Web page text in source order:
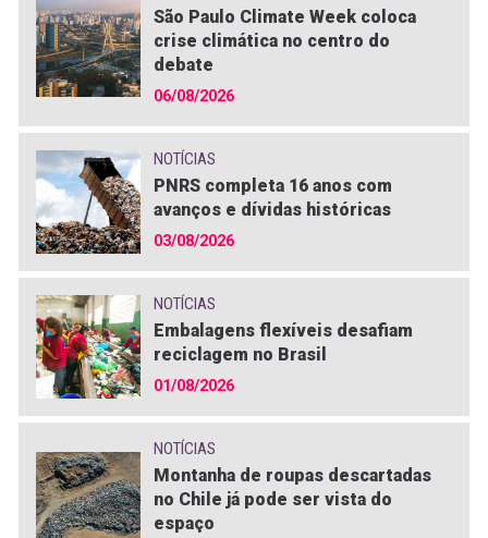
São Paulo Climate Week coloca
crise climática no centro do
debate
06/08/2026
NOTÍCIAS
PNRS completa 16 anos com
avanços e dívidas históricas
03/08/2026
NOTÍCIAS
Embalagens flexíveis desafiam
reciclagem no Brasil
01/08/2026
NOTÍCIAS
Montanha de roupas descartadas
no Chile já pode ser vista do
espaço